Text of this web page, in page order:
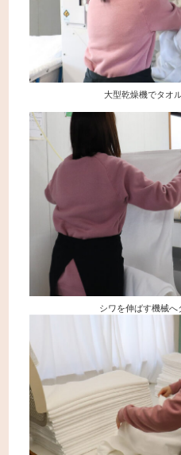
大型乾燥機でタオ
シワを伸ばす機械へ